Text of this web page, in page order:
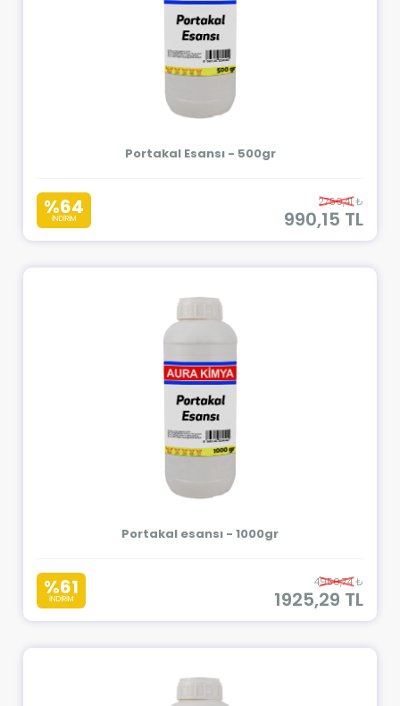
Portakal Esansı - 500gr
%64
İNDİRİM
2750,41 ₺
990,15 TL
Portakal esansı - 1000gr
%61
İNDİRİM
4950,74 ₺
1925,29 TL